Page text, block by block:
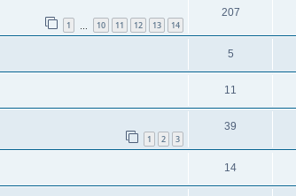
1 10 11 12 13 14
207
5
11
1 2 3
39
14